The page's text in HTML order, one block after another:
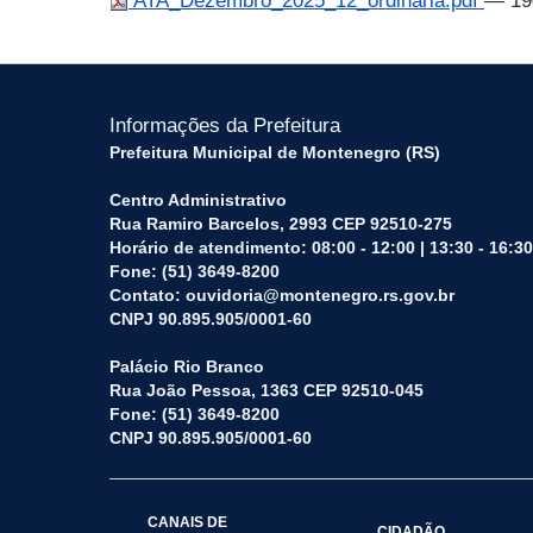
Informações da Prefeitura
Prefeitura Municipal de Montenegro (RS)
Centro Administrativo
Rua Ramiro Barcelos, 2993 CEP 92510-275
Horário de atendimento: 08:00 - 12:00 | 13:30 - 16:30
Fone: (51) 3649-8200
Contato: ouvidoria@montenegro.rs.gov.br
CNPJ 90.895.905/0001-60
Palácio Rio Branco
Rua João Pessoa, 1363 CEP 92510-045
Fone: (51) 3649-8200
CNPJ 90.895.905/0001-60
CANAIS DE